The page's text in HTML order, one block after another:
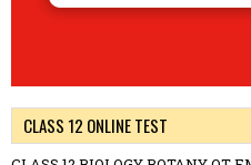
CLASS 12 ONLINE TEST